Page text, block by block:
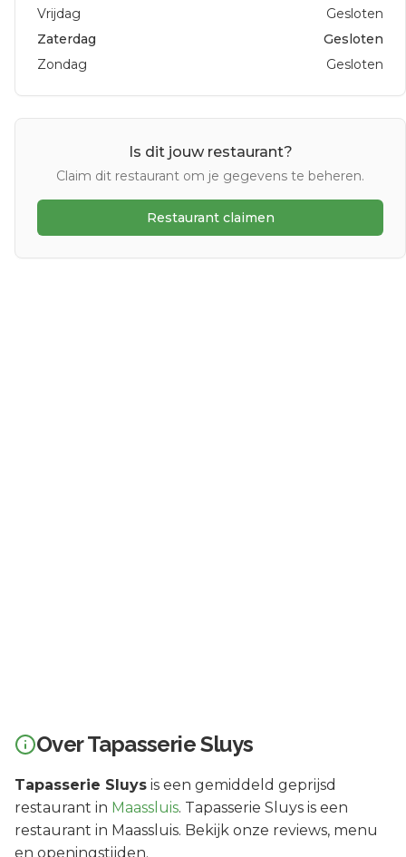
Vrijdag
Gesloten
Zaterdag
Gesloten
Zondag
Gesloten
Is dit jouw restaurant?
Claim dit restaurant om je gegevens te beheren.
Restaurant claimen
OverTapasserie Sluys
Tapasserie Sluys is een gemiddeld geprijsd
restaurant in Maassluis. Tapasserie Sluys is een
restaurant in Maassluis. Bekijk onze reviews, menu
en openingstijden.